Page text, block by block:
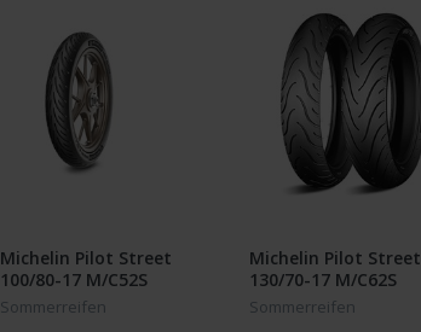
Michelin Pilot Street
100/80-17 M/C52S
Tubeless vorne
Sommerreifen
Michelin Pilot Street
130/70-17 M/C62S
Tubeless hinten
Sommerreifen